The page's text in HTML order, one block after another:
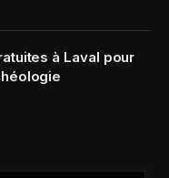
à Laval pour